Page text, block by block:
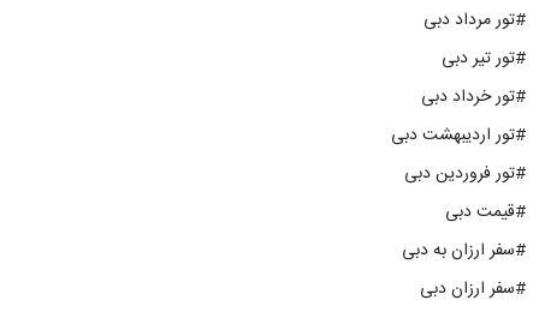
#تور مرداد دبی
#تور تیر دبی
#تور خرداد دبی
#تور اردیبهشت دبی
#تور فروردین دبی
#قیمت دبی
#سفر ارزان به دبی
#سفر ارزان دبی